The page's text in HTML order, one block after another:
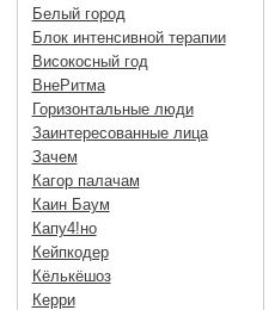
Белый город
Блок интенсивной терапии
Високосный год
ВнеРитма
Горизонтальные люди
Заинтересованные лица
Зачем
Кагор палачам
Каин Баум
Капу4!но
Кейпкодер
Кёлькёшоз
Керри